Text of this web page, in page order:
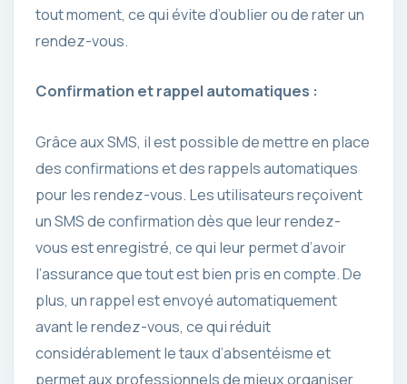
tout moment, ce qui évite d’oublier ou de rater un
rendez-vous.
Confirmation et rappel automatiques :
Grâce aux SMS, il est possible de mettre en place
des confirmations et des rappels automatiques
pour les rendez-vous. Les utilisateurs reçoivent
un SMS de confirmation dès que leur rendez-
vous est enregistré, ce qui leur permet d’avoir
l’assurance que tout est bien pris en compte. De
plus, un rappel est envoyé automatiquement
avant le rendez-vous, ce qui réduit
considérablement le taux d’absentéisme et
permet aux professionnels de mieux organiser